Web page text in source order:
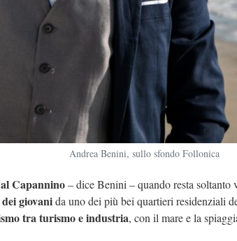
Andrea Benini, sullo sfondo Follonica
al Capannino– dice Benini – quando resta soltanto
giovanida uno dei più bei quartieri residenziali
tra turismo e industria, con il mare e la